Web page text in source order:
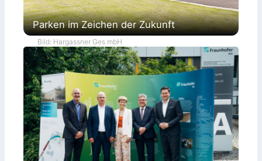
Parken im Zeichen der Zukunft
Bild: Hargassner Ges mbH